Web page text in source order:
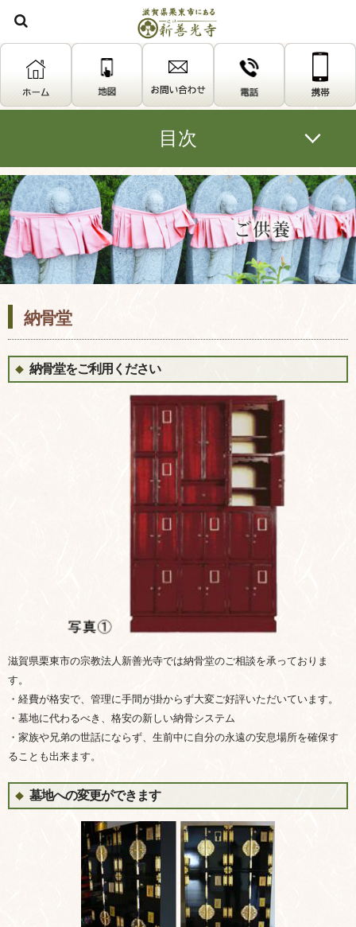
目次
納骨堂
納骨堂をご利用ください
滋賀県栗東市の宗教法人新善光寺では納骨堂のご相談を承っておりま
す。
・経費が格安で、管理に手間が掛からず大変ご好評いただいています。
・墓地に代わるべき、格安の新しい納骨システム
・家族や兄弟の世話にならず、生前中に自分の永遠の安息場所を確保す
ることも出来ます。
墓地への変更ができます